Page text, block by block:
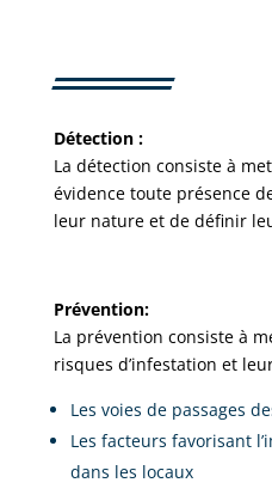
Détection :
La détection consiste à
évidence toute présence
leur nature et de définir
Prévention:
La prévention consiste à
risques d’infestation et
Les voies de passages
Les facteurs favorisant
dans les locaux